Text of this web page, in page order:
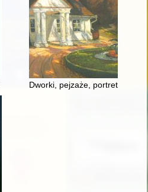
Dworki, pejzaże, portrety :